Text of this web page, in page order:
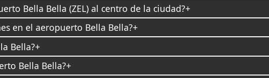
Bella Bella (ZEL) al centro de la ciudad?
en el aeropuerto Bella Bella?
Bella?
Bella Bella?